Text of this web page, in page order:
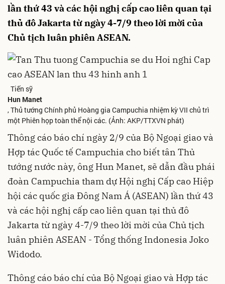
lần thứ 43 và các hội nghị cấp cao liên quan tại
thủ đô Jakarta từ ngày 4-7/9 theo lời mời của
Chủ tịch luân phiên ASEAN.
Tiến sỹ
Hun Manet
, Thủ tướng Chính phủ Hoàng gia Campuchia nhiệm kỳ VII chủ trì
một Phiên họp toàn thể nội các. (Ảnh: AKP/TTXVN phát)
Thông cáo báo chí ngày 2/9 của Bộ Ngoại giao và
Hợp tác Quốc tế Campuchia cho biết tân Thủ
tướng nước này, ông Hun Manet, sẽ dẫn đầu phái
đoàn Campuchia tham dự Hội nghị Cấp cao Hiệp
hội các quốc gia Đông Nam Á (ASEAN) lần thứ 43
và các hội nghị cấp cao liên quan tại thủ đô
Jakarta từ ngày 4-7/9 theo lời mời của Chủ tịch
luân phiên ASEAN - Tổng thống Indonesia Joko
Widodo.
Thông cáo báo chí của Bộ Ngoại giao và Hợp tác